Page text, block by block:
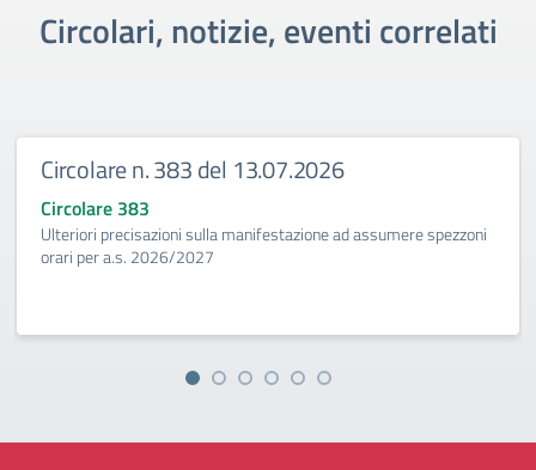
Circolari, notizie, eventi correlati
Circolare n. 383 del 13.07.2026
Circolare 383
Ulteriori precisazioni sulla manifestazione ad assumere spezzoni
orari per a.s. 2026/2027